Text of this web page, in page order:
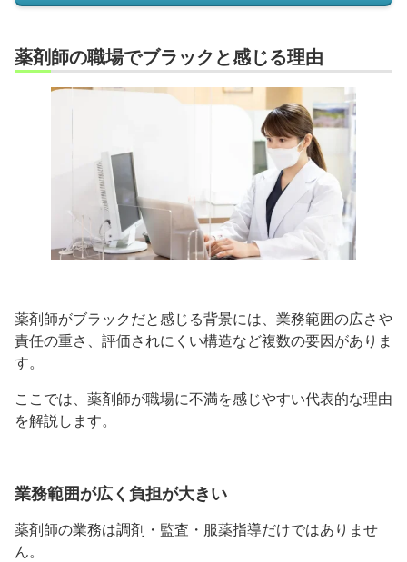
薬剤師の職場でブラックと感じる理由
薬剤師がブラックだと感じる背景には、業務範囲の広さや
責任の重さ、評価されにくい構造など複数の要因がありま
す。
ここでは、薬剤師が職場に不満を感じやすい代表的な理由
を解説します。
業務範囲が広く負担が大きい
薬剤師の業務は調剤・監査・服薬指導だけではありませ
ん。